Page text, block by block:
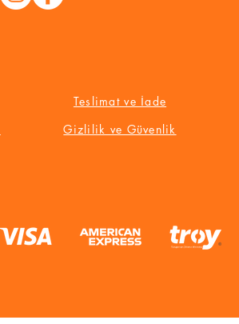
Teslimat ve İade
Gizlilik ve Güvenlik